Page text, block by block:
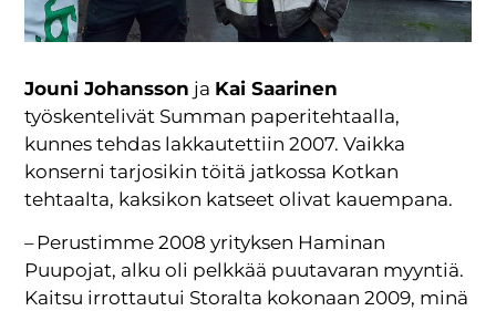
Jouni Johansson ja Kai Saarinen
työskentelivät Summan paperitehtaalla,
kunnes tehdas lakkautettiin 2007. Vaikka
konserni tarjosikin töitä jatkossa Kotkan
tehtaalta, kaksikon katseet olivat kauempana.
– Perustimme 2008 yrityksen Haminan
Puupojat, alku oli pelkkää puutavaran myyntiä.
Kaitsu irrottautui Storalta kokonaan 2009, minä